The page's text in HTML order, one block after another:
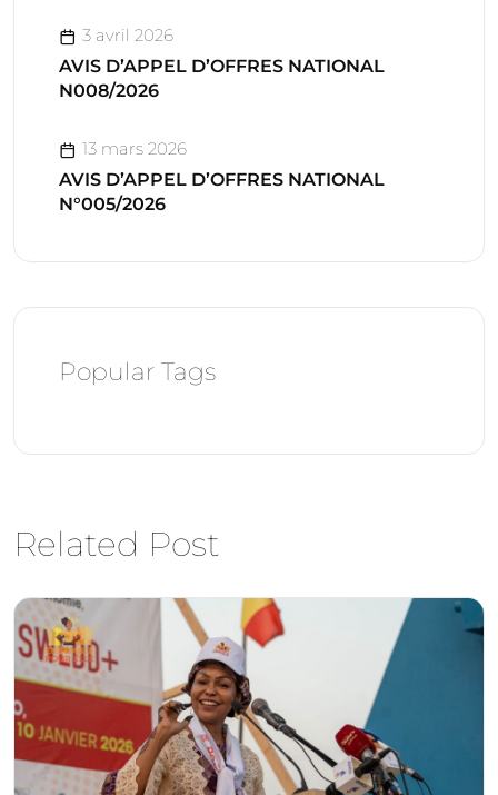
3 avril 2026
AVIS D’APPEL D’OFFRES NATIONAL
N008/2026
13 mars 2026
AVIS D’APPEL D’OFFRES NATIONAL
N°005/2026
Popular Tags
Related Post